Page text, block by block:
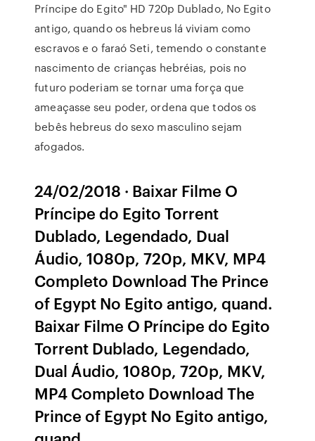
Príncipe do Egito" HD 720p Dublado, No Egito
antigo, quando os hebreus lá viviam como
escravos e o faraó Seti, temendo o constante
nascimento de crianças hebréias, pois no
futuro poderiam se tornar uma força que
ameaçasse seu poder, ordena que todos os
bebês hebreus do sexo masculino sejam
afogados.
24/02/2018 · Baixar Filme O
Príncipe do Egito Torrent
Dublado, Legendado, Dual
Áudio, 1080p, 720p, MKV, MP4
Completo Download The Prince
of Egypt No Egito antigo, quand.
Baixar Filme O Príncipe do Egito
Torrent Dublado, Legendado,
Dual Áudio, 1080p, 720p, MKV,
MP4 Completo Download The
Prince of Egypt No Egito antigo,